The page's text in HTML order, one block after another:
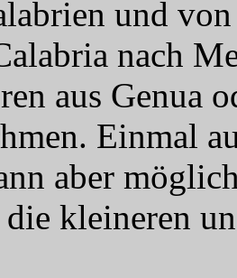
und
nach
aus Genua
Einmal
aber
kleineren